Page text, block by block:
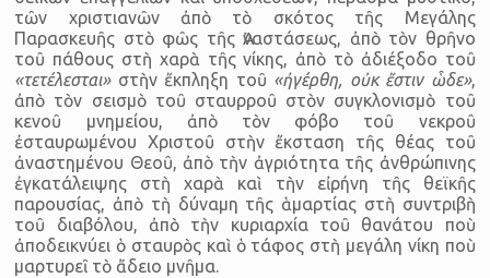
τῶν χριστιανῶν ἀπὸ τὸ σκότος τῆς Μεγάλης
Παρασκευῆς στὸ φῶς τῆς Ἀναστάσεως, ἀπὸ τὸν θρῆνο
τοῦ πάθους στὴ χαρὰ τῆς νίκης, ἀπὸ τὸ ἀδιέξοδο τοῦ
«τετέλεσται»στὴν ἔκπληξη τοῦ «ἠγέρθη, οὐκ ἔστιν ὧδε»,
ἀπὸ τὸν σεισμὸ τοῦ σταυρροῦ στὸν συγκλονισμὸ τοῦ
κενοῦ μνημείου, ἀπὸ τὸν φόβο τοῦ νεκροῦ
ἐσταυρωμένου Χριστοῦ στὴν ἔκσταση τῆς θέας τοῦ
ἀναστημένου Θεοῦ, ἀπὸ τὴν ἀγριότητα τῆς ἀνθρώπινης
ἐγκατάλειψης στὴ χαρὰ καὶ τὴν εἰρήνη τῆς θεϊκῆς
παρουσίας, ἀπὸ τὴ δύναμη τῆς ἁμαρτίας στὴ συντριβὴ
τοῦ διαβόλου, ἀπὸ τὴν κυριαρχία τοῦ θανάτου ποὺ
ἀποδεικνύει ὁ σταυρὸς καὶ ὁ τάφος στὴ μεγάλη νίκη ποὺ
μαρτυρεῖ τὸ ἄδειο μνῆμα.